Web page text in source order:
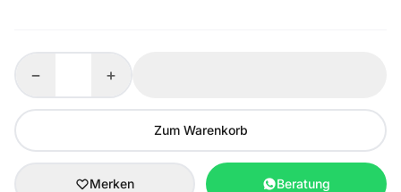
− +
Zum Warenkorb
Merken Beratung